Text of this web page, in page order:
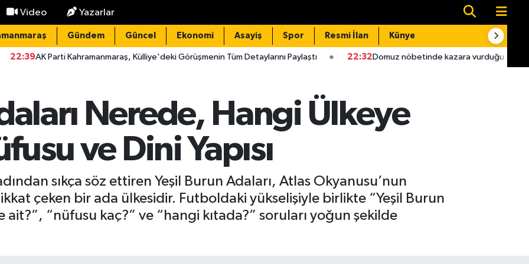
Video Yazarlar
Gündem Güncel Ekonomi Asayiş Spor Resmi İlan Künye
Kahramanmaraş, Külliye'deki Görüşmenin Tüm Detaylarını Paylaştı 22:32Domuz nöbetinde kazara vurduğu babası hastanede
Nerede, Hangi Ülkeye
ve Dini Yapısı
sıkça söz ettiren Yeşil Burun Adaları, Atlas Okyanusu’nun
çeken bir ada ülkesidir. Futboldaki yükselişiyle birlikte “Yeşil Burun
ait?”, “nüfusu kaç?” ve “hangi kıtada?” soruları yoğun şekilde